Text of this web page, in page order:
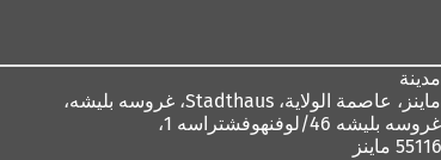
مدينة
ماينز، عاصمة الولاية،
غروسه بليشه 46/لوفنهوفشتراسه 1،
55116 ماينز